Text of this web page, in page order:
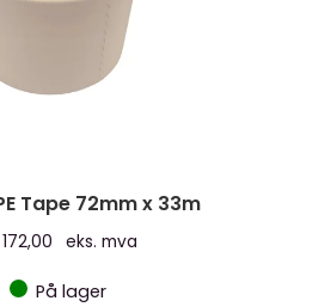
Tape 72mm x 33m
eks. mva
På lager